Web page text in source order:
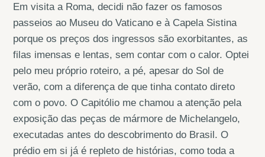
Em visita a Roma, decidi não fazer os famosos
passeios ao Museu do Vaticano e à Capela Sistina
porque os preços dos ingressos são exorbitantes, as
filas imensas e lentas, sem contar com o calor. Optei
pelo meu próprio roteiro, a pé, apesar do Sol de
verão, com a diferença de que tinha contato direto
com o povo. O Capitólio me chamou a atenção pela
exposição das peças de mármore de Michelangelo,
executadas antes do descobrimento do Brasil. O
prédio em si já é repleto de histórias, como toda a